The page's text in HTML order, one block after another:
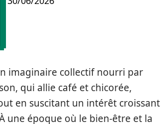
imaginaire collectif nourri par
qui allie café et chicorée,
en suscitant un intérêt croissant
une époque où le bien-être et la